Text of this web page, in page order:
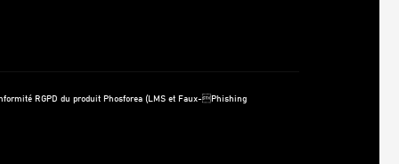
RGPD du produit Phosforea (LMS et Faux-Phishing